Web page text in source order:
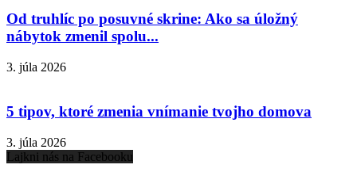
Od truhlíc po posuvné skrine: Ako sa úložný
nábytok zmenil spolu...
3. júla 2026
5 tipov, ktoré zmenia vnímanie tvojho domova
3. júla 2026
Lajkni nás na Facebooku